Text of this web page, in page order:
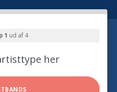
1 ud af 4
her